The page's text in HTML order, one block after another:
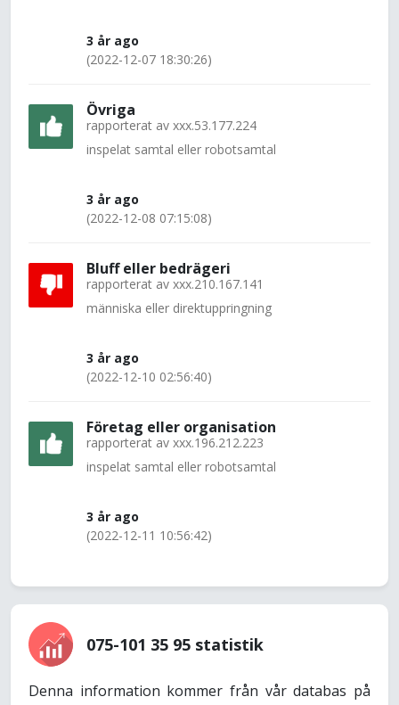
3 år ago
(2022-12-07 18:30:26)
Övriga
rapporterat av xxx.53.177.224
inspelat samtal eller robotsamtal
3 år ago
(2022-12-08 07:15:08)
Bluff eller bedrägeri
rapporterat av xxx.210.167.141
människa eller direktuppringning
3 år ago
(2022-12-10 02:56:40)
Företag eller organisation
rapporterat av xxx.196.212.223
inspelat samtal eller robotsamtal
3 år ago
(2022-12-11 10:56:42)
075-101 35 95 statistik
Denna information kommer från vår databas på